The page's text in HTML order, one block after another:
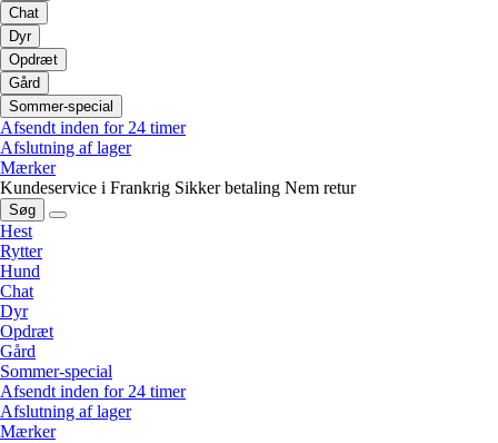
Chat
Dyr
Opdræt
Gård
Sommer-special
Afsendt inden for 24 timer
Afslutning af lager
Mærker
Kundeservice i Frankrig Sikker betaling Nem retur
Søg
Hest
Rytter
Hund
Chat
Dyr
Opdræt
Gård
Sommer-special
Afsendt inden for 24 timer
Afslutning af lager
Mærker